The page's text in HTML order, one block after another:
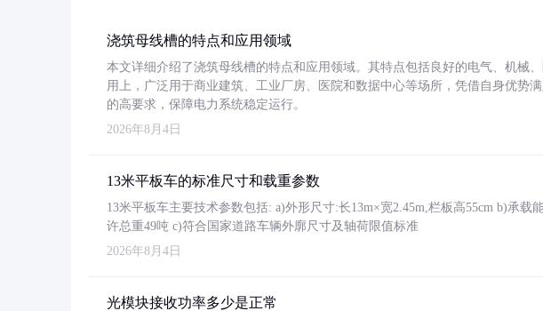
浇筑母线槽的特点和应用领域
本文详细介绍了浇筑母线槽的特点和应用领域。其特点包括良好的电气、机械
用上，广泛用于商业建筑、工业厂房、医院和数据中心等场所，凭借自身优势
的高要求，保障电力系统稳定运行。
2026年8月4日
13米平板车的标准尺寸和载重参数
13米平板车主要技术参数包括: a)外形尺寸:长13m×宽2.45m,栏板高55cm b)承载
许总重49吨 c)符合国家道路车辆外廓尺寸及轴荷限值标准
2026年8月4日
光模块接收功率多少是正常